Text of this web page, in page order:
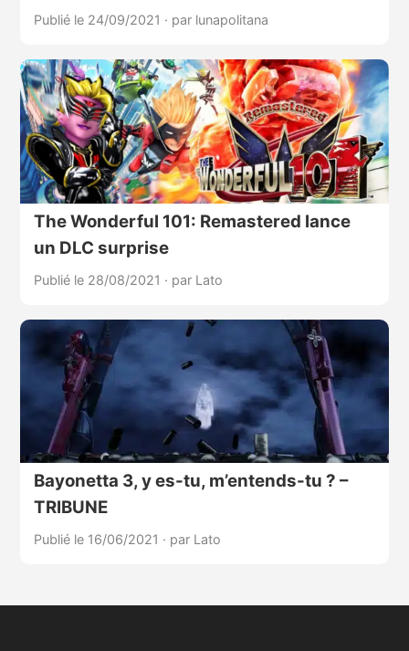
Publié le 24/09/2021 · par lunapolitana
The Wonderful 101: Remastered lance
un DLC surprise
Publié le 28/08/2021 · par Lato
Bayonetta 3, y es-tu, m’entends-tu ? –
TRIBUNE
Publié le 16/06/2021 · par Lato